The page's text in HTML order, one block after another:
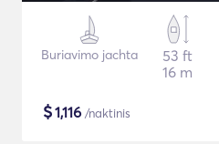
Buriavimo jachta
53 ft
16 m
$1,116 /naktinis